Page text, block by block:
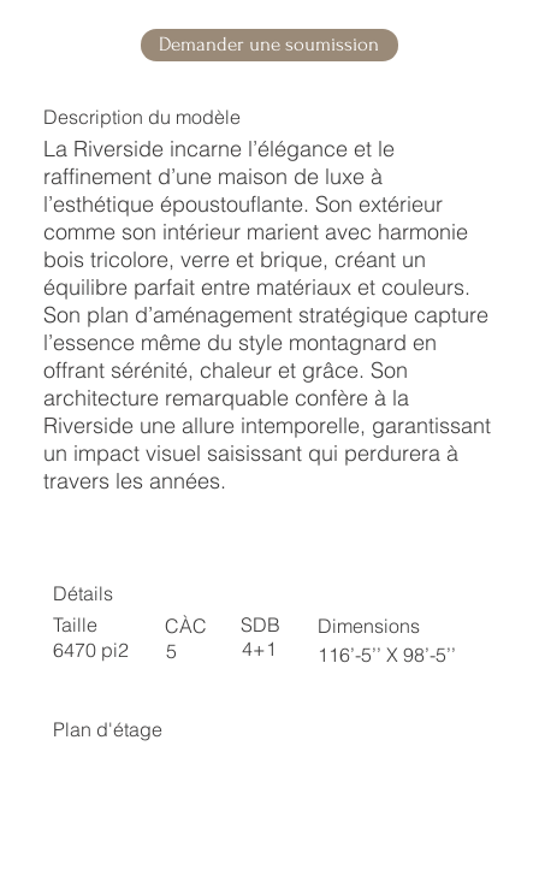
Demander une soumission
La Riverside incarne l’élégance et le
raffinement d’une maison de luxe à
l’esthétique époustouflante. Son extérieur
comme son intérieur marient avec harmonie
bois tricolore, verre et brique, créant un
équilibre parfait entre matériaux et couleurs.
Son plan d’aménagement stratégique capture
l’essence même du style montagnard en
offrant sérénité, chaleur et grâce. Son
architecture remarquable confère à la
Riverside une allure intemporelle, garantissant
un impact visuel saisissant qui perdurera à
travers les années.
Description du modèle
Détails
6470 pi2
Taille
5
CÀC
4+1
SDB
116’-5’’ X 98’-5’’
Dimensions
Plan d'étage